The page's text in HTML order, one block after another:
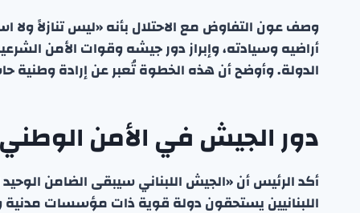
وصف عون التفاوض مع الاحتلال بأنه «ليس تنازلاً
أراضيه وسيادته، وإبراز دور جيشه وقوات الأمن
الدولة. وأوضح أن هذه الخطوة تُعبر عن إرادة وطنية
دور الجيش في الأمن الوطني
أكد الرئيس أن «الجيش اللبناني سيبقى الضامن
اللبنانيين يستحقون دولة قوية ذات مؤسسات مدنية